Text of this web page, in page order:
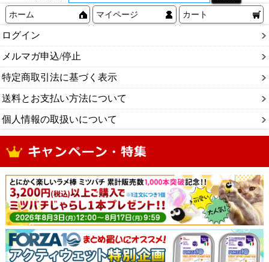
ホーム マイページ カート
ログイン
メルマガ申込/停止
特定商取引法に基づく表示
送料とお支払い方法について
個人情報の取扱いについて